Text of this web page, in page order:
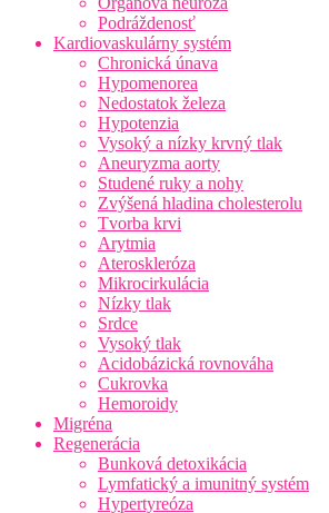
Podráždenosť
Kardiovaskulárny systém
Chronická únava
Hypomenorea
Nedostatok železa
Hypotenzia
Vysoký a nízky krvný tlak
Aneuryzma aorty
Studené ruky a nohy
Zvýšená hladina cholesterolu
Tvorba krvi
Arytmia
Ateroskleróza
Mikrocirkulácia
Nízky tlak
Srdce
Vysoký tlak
Acidobázická rovnováha
Cukrovka
Hemoroidy
Migréna
Regenerácia
Bunková detoxikácia
Lymfatický a imunitný systém
Hypertyreóza